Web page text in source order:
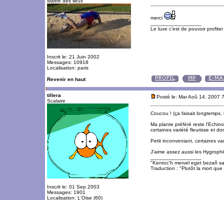
Inscrit le: 21 Juin 2002
Messages: 10918
Localisation: paris
merci
Le luxe c'est de pouvoir
Revenir en haut
tillera
Scalaire
Inscrit le: 01 Sep 2003
Messages: 1901
Localisation: L'Oise (60)
Posté le: Mar Aoû 14, 2007
Coucou ! (ça faisait
Ma plante préféré reste
certaines variété fleurisse et
Petit inconveniant, certaines
J'aime assez aussi les
"Kentoc'h mervel eget bezañ
Traduction : "Plutôt la mort que